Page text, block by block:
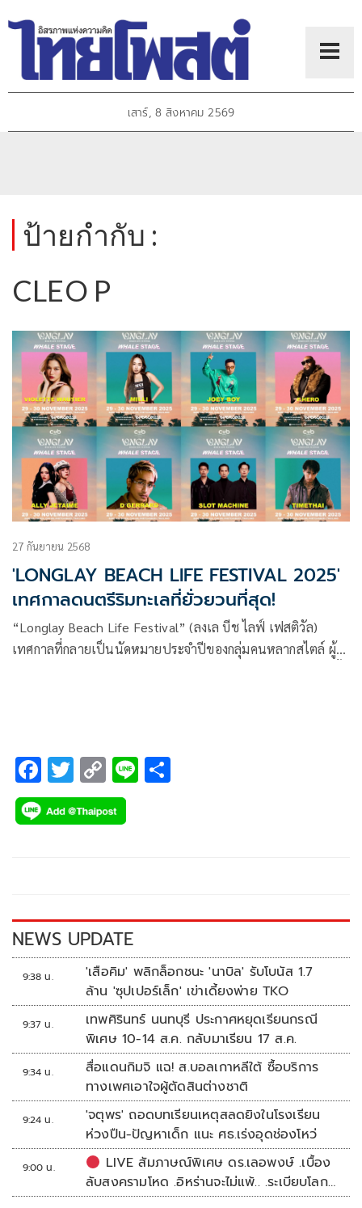
เสาร์, 8 สิงหาคม 2569
ป้ายกำกับ :
CLEO P
27 กันยายน 2568
'LONGLAY BEACH LIFE FESTIVAL 2025'
เทศกาลดนตรีริมทะเลที่ยั่วยวนที่สุด!
“Longlay Beach Life Festival” (ลงเล บีช ไลฟ์ เฟสติวัล)
เทศกาลที่กลายเป็นนัดหมายประจำปีของกลุ่มคนหลากสไตล์ ผู้
F
ac
e
k
T
wi
tt
C
o
p
k
Li
NEWS UPDATE
9:38 น.
'เสือคิม' พลิกล็อกชนะ 'นาบิล' รับโบนัส 1.7
ล้าน 'ซุปเปอร์เล็ก' เข่าเดี้ยงพ่าย TKO
9:37 น.
เทพศิรินทร์ นนทบุรี ประกาศหยุดเรียนกรณี
พิเศษ 10-14 ส.ค. กลับมาเรียน 17 ส.ค.
9:34 น.
สื่อแดนกิมจิ แฉ! ส.บอลเกาหลีใต้ ซื้อบริการ
ทางเพศเอาใจผู้ตัดสินต่างชาติ
9:24 น.
'จตุพร' ถอดบทเรียนเหตุสลดยิงในโรงเรียน
ห่วงปืน-ปัญหาเด็ก แนะ ศธ.เร่งอุดช่องโหว่
9:00 น.
LIVE สัมภาษณ์พิเศษ ดร.เลอพงษ์ .เบื้อง
ลับสงครามโหด .อิหร่านจะไม่แพ้.. .ระเบียบโลก
ใหม่ในตะวันออกกลาง…. | อิสรภาพแห่งความ